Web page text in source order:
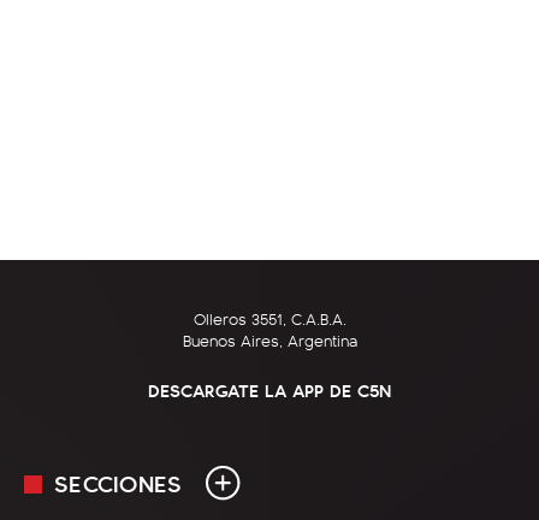
Olleros 3551, C.A.B.A.
Buenos Aires, Argentina
DESCARGATE LA APP DE C5N
SECCIONES